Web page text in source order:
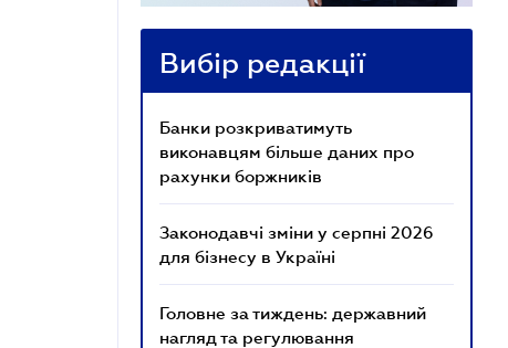
Вибір редакції
Банки розкриватимуть
виконавцям більше даних про
рахунки боржників
Законодавчі зміни у серпні 2026
для бізнесу в Україні
Головне за тиждень: державний
нагляд та регулювання